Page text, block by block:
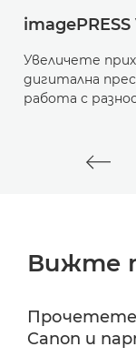
imagePRESS
Увеличете
дигитална
работа с
Вижте
Canon и